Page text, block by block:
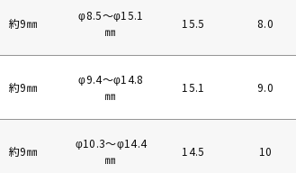
約9㎜
φ8.5〜φ15.1
㎜
15.5 8.0
約9㎜
φ9.4〜φ14.8
㎜
15.1 9.0
約9㎜
φ10.3〜φ14.4
㎜
14.5 10